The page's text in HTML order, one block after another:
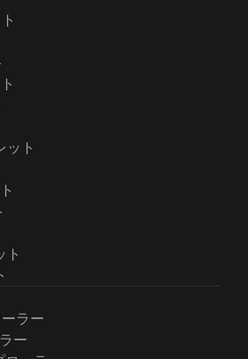
ト
ト
ラー
ー